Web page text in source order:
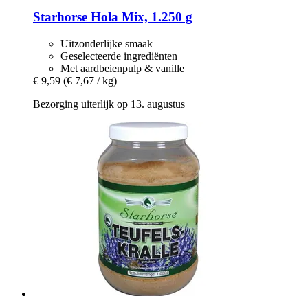
Starhorse Hola Mix, 1.250 g
Uitzonderlijke smaak
Geselecteerde ingrediënten
Met aardbeienpulp & vanille
€ 9,59 (€ 7,67 / kg)
Bezorging uiterlijk op 13. augustus